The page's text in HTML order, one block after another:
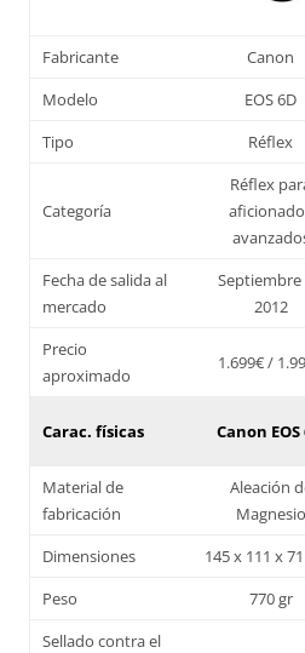
Fabricante Canon
Modelo
EOS 6D
Tipo
Réflex
Categoría
Réflex
Fecha de salida al
mercado
Septiembre
2012
Precio
aproximado
1.699€ /
Carac. físicas Canon EOS
Material de
fabricación
Aleación
Magnesio
Dimensiones
145 x 111 x
Peso
770 gr
Sellado contra el